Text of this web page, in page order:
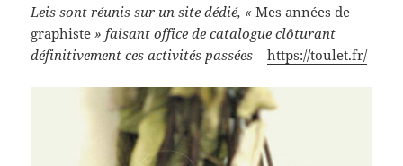
Leis sont réunis sur un site dédié, «Mes années de
graphiste» faisant office de catalogue clôturant
définitivement ces activités passées –https://toulet.fr/